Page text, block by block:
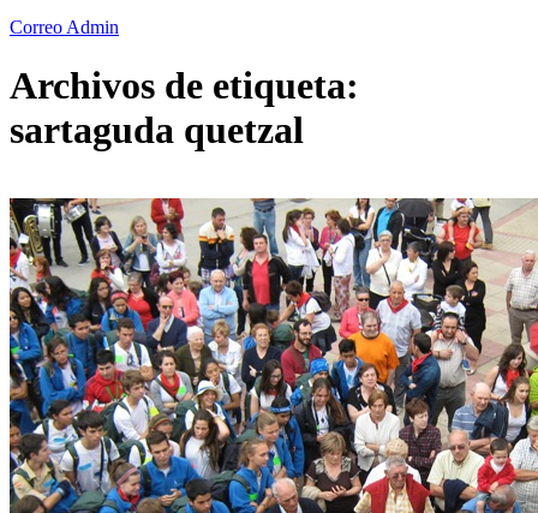
Correo Admin
Archivos de etiqueta:
sartaguda quetzal